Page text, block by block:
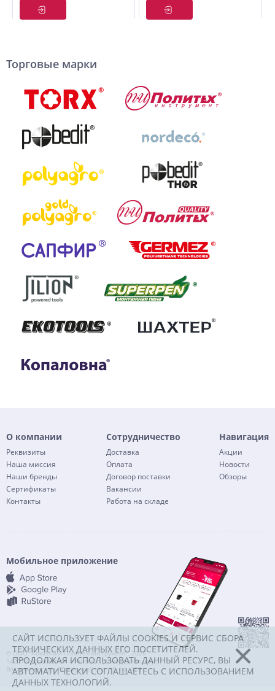
quality
Торговые марки
О компании
Реквизиты
Наша миссия
Наши бренды
Сертификаты
Контакты
Сотрудничество
Доставка
Оплата
Договор поставки
Вакансии
Работа на складе
Навигация
Акции
Новости
Обзоры
Мобильное приложение
© ООО "Компания Политех-инструмент", 2026
142072, Московская область, г. Домодедово, мкр.
Востряково, тер. "Триколор", стр. 15, оф. 303
САЙТ ИСПОЛЬЗУЕТ ФАЙЛЫ COOKIES И СЕРВИС СБОРА
ТЕХНИЧЕСКИХ ДАННЫХ ЕГО ПОСЕТИТЕЛЕЙ.
ПРОДОЛЖАЯ ИСПОЛЬЗОВАТЬ ДАННЫЙ РЕСУРС, ВЫ
АВТОМАТИЧЕСКИ СОГЛАШАЕТЕСЬ С ИСПОЛЬЗОВАНИЕМ
ДАННЫХ ТЕХНОЛОГИЙ.